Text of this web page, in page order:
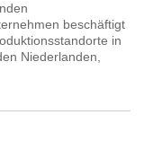
beschäftigt
in
Niederlanden,